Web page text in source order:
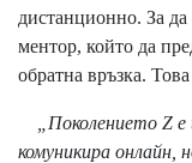
дистанционно. За
ментор, който да
обратна връзка.
„Поколението Z е
комуникира онлайн,